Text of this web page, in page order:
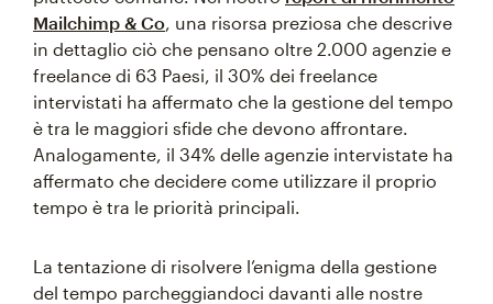
Mailchimp & Co, una risorsa preziosa che descrive
in dettaglio ciò che pensano oltre 2.000 agenzie e
freelance di 63 Paesi, il 30% dei freelance
intervistati ha affermato che la gestione del tempo
è tra le maggiori sfide che devono affrontare.
Analogamente, il 34% delle agenzie intervistate ha
affermato che decidere come utilizzare il proprio
tempo è tra le priorità principali.
La tentazione di risolvere l’enigma della gestione
del tempo parcheggiandoci davanti alle nostre